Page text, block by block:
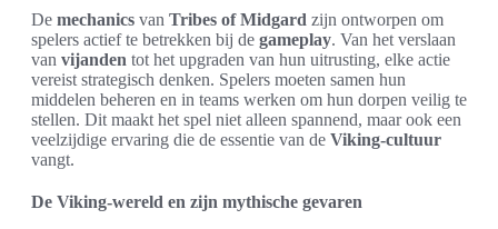
De mechanics van Tribes of Midgard zijn ontworpen om
spelers actief te betrekken bij de gameplay. Van het verslaan
van vijanden tot het upgraden van hun uitrusting, elke actie
vereist strategisch denken. Spelers moeten samen hun
middelen beheren en in teams werken om hun dorpen veilig te
stellen. Dit maakt het spel niet alleen spannend, maar ook een
veelzijdige ervaring die de essentie van de Viking-cultuur
vangt.
De Viking-wereld en zijn mythische gevaren